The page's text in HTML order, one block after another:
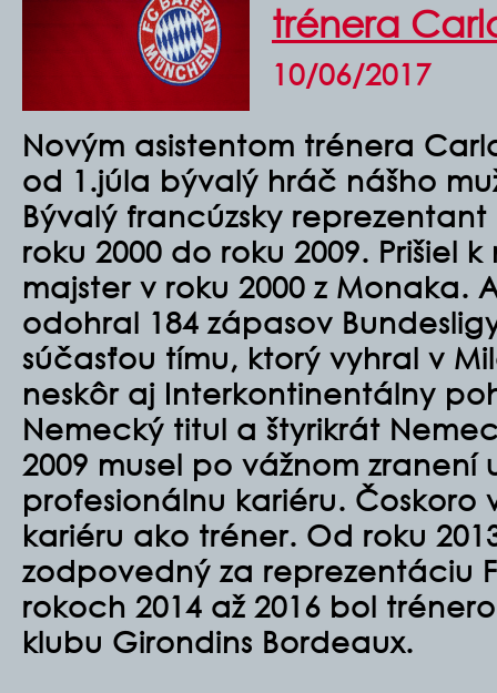
trénera
10/06/2017
Novým asistentom trénera
od 1.júla bývalý hráč nášho
Bývalý francúzsky
roku 2000 do roku 2009. Prišiel
majster v roku 2000 z Monaka.
odohral 184 zápasov
súčasťou tímu, ktorý vyhral v
neskôr aj Interkontinentálny
Nemecký titul a štyrikrát
2009 musel po vážnom zranení
profesionálnu kariéru. Čoskoro
kariéru ako tréner. Od roku
zodpovedný za reprezentáciu
rokoch 2014 až 2016 bol
klubu Girondins Bordeaux.